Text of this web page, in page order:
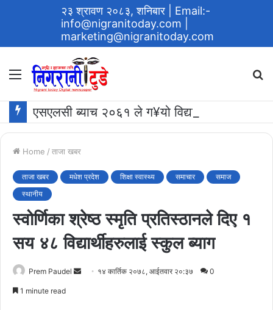
२३ श्रावण २०८३, शनिबार
| Email:-
info@nigranitoday.com
marketing@nigranitoday.com
Menu
Home / ताजा खबर
ताजा खबर मधेश प्रदेश शिक्षा स्वास्थ्य समाचार
समाज
स्थानीय
स्वोर्णिका श्रेष्ठ स्मृति प्रतिस्ठानले दिए १
सय ४८ विद्यार्थीहरुलाई स्कुल ब्याग
Prem Paudel
Send १४ कार्तिक २०७८, आईतवार २०:३७ 0
1 minute read